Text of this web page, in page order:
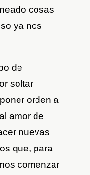
cosas
ya nos
de
soltar
orden a
amor de
nuevas
que, para
comenzar